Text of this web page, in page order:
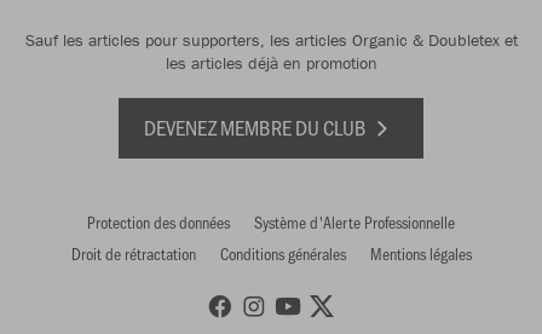
Sauf les articles pour supporters, les articles Organic & Doubletex et
les articles déjà en promotion
DEVENEZ MEMBRE DU CLUB
Protection des données
Système d'Alerte Professionnelle
Droit de rétractation
Conditions générales Mentions légales